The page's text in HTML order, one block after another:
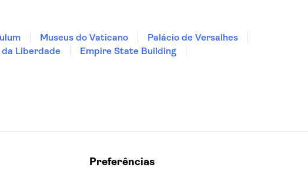
Museus do Vaticano
Palácio de Versalhes
Liberdade
Empire State Building
Preferências